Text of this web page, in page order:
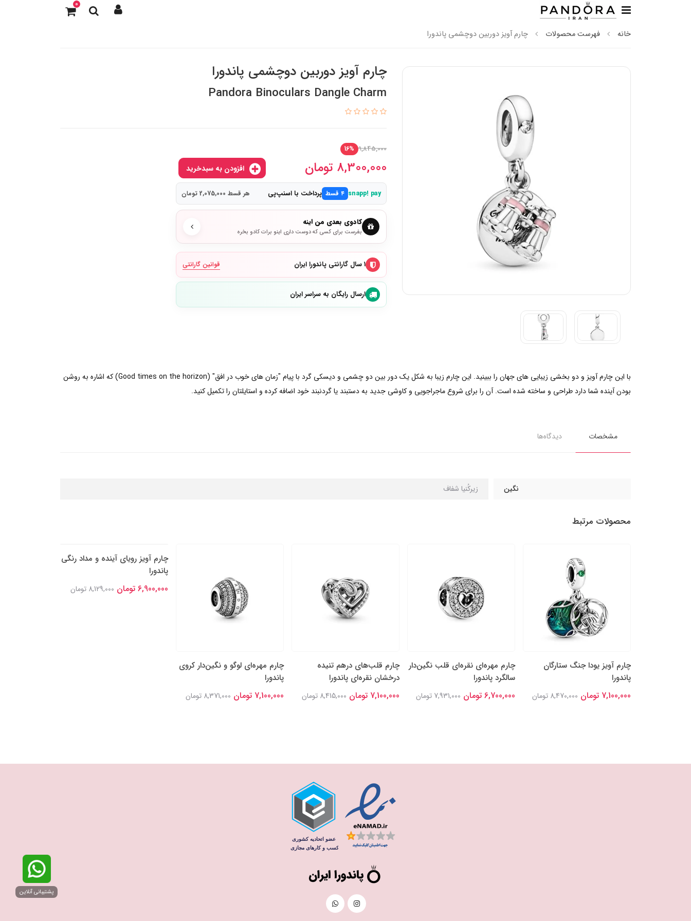
0
خانه فهرست محصولات چارم آویز دوربین دوچشمی پاندورا
چارم آویز دوربین دوچشمی پاندورا
Pandora Binoculars Dangle Charm
9,845,000
16%
8,300,000 تومان
snapp! pay ۴ قسط پرداخت با اسنپ‌پی هر قسط 2,075,000 تومان
کادوی بعدی من اینه
بفرست برای کسی که دوست داری اینو برات کادو بخره
۱ سال گارانتی پاندورا ایران قوانین گارانتی
ارسال رایگان به سراسر ایران
با این چارم آویز و دو بخشی زیبایی های جهان را ببینید. این چارم زیبا به شکل یک دور بین دو چشمی و دیسکی گرد با پیام "زمان های خوب در افق" (Good times on the horizon) که اشاره به روشن
بودن آینده شما دارد طراحی و ساخته شده است. آن را برای شروع ماجراجویی و کاوشی جدید به دستبند یا گردنبند خود اضافه کرده و استایلتان را تکمیل کنید.
مشخصات دیدگاه‌ها
نگین زیرکُنیا شفاف
محصولات مرتبط
چارم آویز یودا جنگ ستارگان
پاندورا
7,100,000 تومان 8,470,000 تومان
چارم مهره‌ای نقره‌ای قلب نگین‌دار
سالگرد پاندورا
6,700,000 تومان 7,931,000 تومان
چارم قلب‌های درهم تنیده
درخشان نقره‌ای پاندورا
7,100,000 تومان 8,415,000 تومان
چارم مهره‌ای لوگو و نگین‌دار کروی
پاندورا
7,100,000 تومان 8,371,000 تومان
پشتیبانی آنلاین